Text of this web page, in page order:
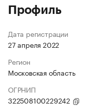
Профиль
Дата регистрации
27 апреля 2022
Регион
Московская область
ОГРНИП
322508100229242